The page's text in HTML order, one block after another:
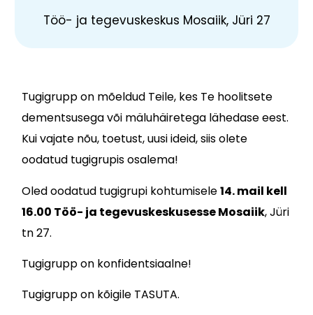
Töö- ja tegevuskeskus Mosaiik, Jüri 27
Tugigrupp on mõeldud Teile, kes Te hoolitsete
dementsusega või mäluhäiretega lähedase eest.
Kui vajate nõu, toetust, uusi ideid, siis olete
oodatud tugigrupis osalema!
Oled oodatud tugigrupi kohtumisele14. mail kell
16.00 Töö- ja tegevuskeskusesse Mosaiik, Jüri
tn 27.
Tugigrupp on konfidentsiaalne!
Tugigrupp on kõigile TASUTA.